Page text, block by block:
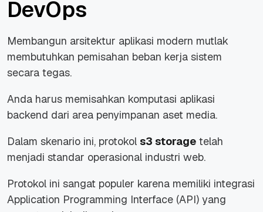
DevOps
Membangun arsitektur aplikasi modern mutlak
membutuhkan pemisahan beban kerja sistem
secara tegas.
Anda harus memisahkan komputasi aplikasi
backend dari area penyimpanan aset media.
Dalam skenario ini, protokol s3 storage telah
menjadi standar operasional industri web.
Protokol ini sangat populer karena memiliki integrasi
Application Programming Interface (API) yang